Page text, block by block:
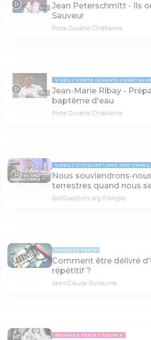
58:27
Jean Peterschmitt - Ils
Sauveur
Porte Ouverte Chrétienne
69:02
VIDÉO PORTE OUVERTE
Jean-Marie Ribay -
baptême d'eau
Porte Ouverte Chrétienne
02:31
VIDÉO GOTQUESTIONS.ORG-
Nous souviendrons-
terrestres quand nous
GotQuestions.org-Français
MESSAGE TEXTE
Comment être délivré
répétitif ?
Jean-Claude Guillaume
MESSAGE TEXTE COUPLE